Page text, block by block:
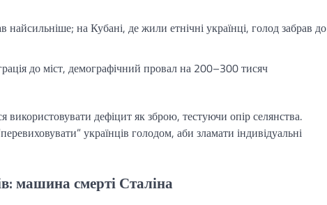
найсильніше; на Кубані, де жили етнічні українці, голод забрав до
до міст, демографічний провал на 200–300 тисяч
дефіцит як зброю, тестуючи опір селянства.
українців голодом, аби зламати індивідуальні
машина смерті Сталіна